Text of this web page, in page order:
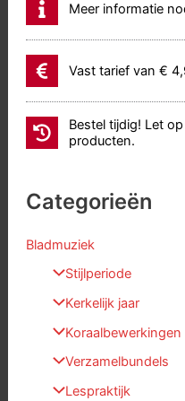
Meer informatie
Vast tarief van €
Bestel tijdig! Let
producten.
Categorieën
Bladmuziek
Stijlperiode
Kerkelijk jaar
Koraalbewerkingen
Verzamelbundels
Lespraktijk